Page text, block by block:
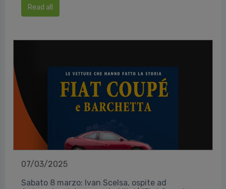
Read all
07/03/2025
Sabato 8 marzo: Ivan Scelsa, ospite ad